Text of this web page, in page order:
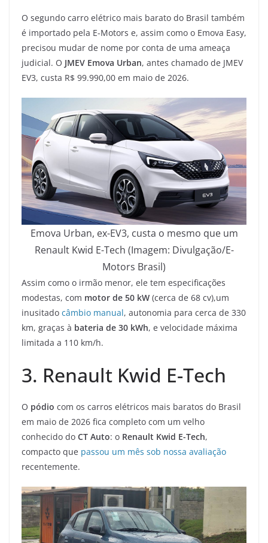
O segundo carro elétrico mais barato do Brasil também
é importado pela E-Motors e, assim como o Emova Easy,
precisou mudar de nome por conta de uma ameaça
judicial. O JMEV Emova Urban, antes chamado de JMEV
EV3, custa R$ 99.990,00 em maio de 2026.
Emova Urban, ex-EV3, custa o mesmo que um
Renault Kwid E-Tech (Imagem: Divulgação/E-
Motors Brasil)
Assim como o irmão menor, ele tem especificações
modestas, com motor de 50 kW (cerca de 68 cv),um
inusitado câmbio manual, autonomia para cerca de 330
km, graças à bateria de 30 kWh, e velocidade máxima
limitada a 110 km/h.
3. Renault Kwid E-Tech
O pódio com os carros elétricos mais baratos do Brasil
em maio de 2026 fica completo com um velho
conhecido do CT Auto: o Renault Kwid E-Tech,
compacto que passou um mês sob nossa avaliação
recentemente.